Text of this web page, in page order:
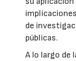
de
públicas.
A lo largo de